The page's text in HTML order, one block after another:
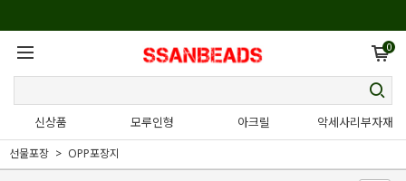
0
신상품 모루인형 아크릴 악세사리부자재
선물포장 OPP포장지